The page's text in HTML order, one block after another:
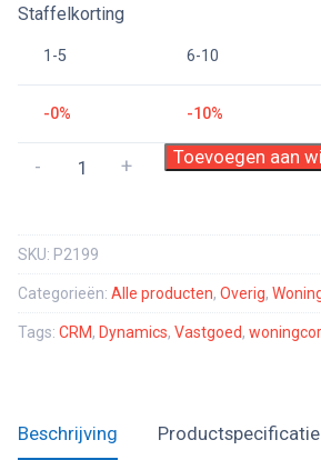
Staffelkorting
1-5 6-10
-0% -10%
Leerarrangement
voor
aantal
- + Toevoegen aan
SKU: P2199
Categorieën: Alle producten, Overig,
Tags: CRM, Dynamics, Vastgoed,
Beschrijving Productspecificatie